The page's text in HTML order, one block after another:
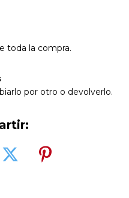
toda la compra.
por otro o devolverlo.